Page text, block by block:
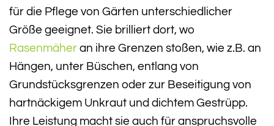
für die Pflege von Gärten unterschiedlicher
Größe geeignet. Sie brilliert dort, wo
Rasenmäher an ihre Grenzen stoßen, wie z.B. an
Hängen, unter Büschen, entlang von
Grundstücksgrenzen oder zur Beseitigung von
hartnäckigem Unkraut und dichtem Gestrüpp.
Ihre Leistung macht sie auch für anspruchsvolle